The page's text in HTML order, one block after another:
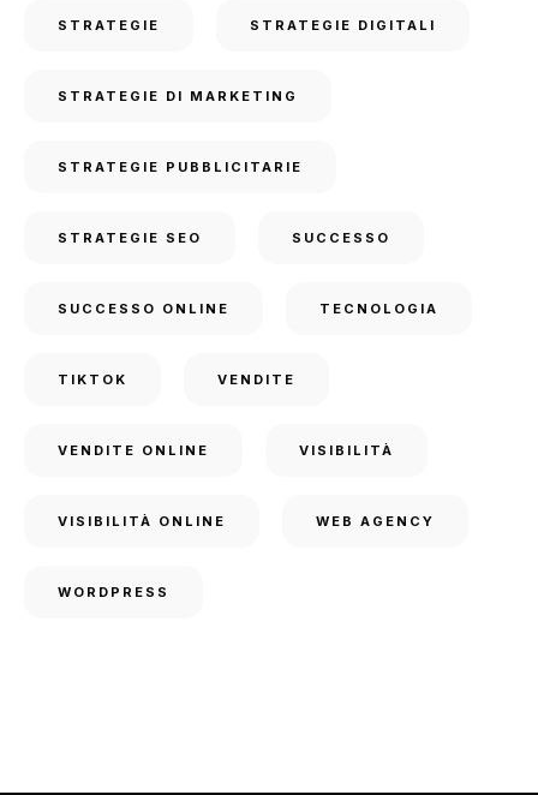
STRATEGIE STRATEGIE DIGITALI
STRATEGIE DI MARKETING
STRATEGIE PUBBLICITARIE
STRATEGIE SEO SUCCESSO
SUCCESSO ONLINE TECNOLOGIA
TIKTOK VENDITE
VENDITE ONLINE VISIBILITÀ
VISIBILITÀ ONLINE WEB AGENCY
WORDPRESS